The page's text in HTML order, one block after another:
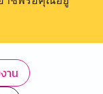
าน